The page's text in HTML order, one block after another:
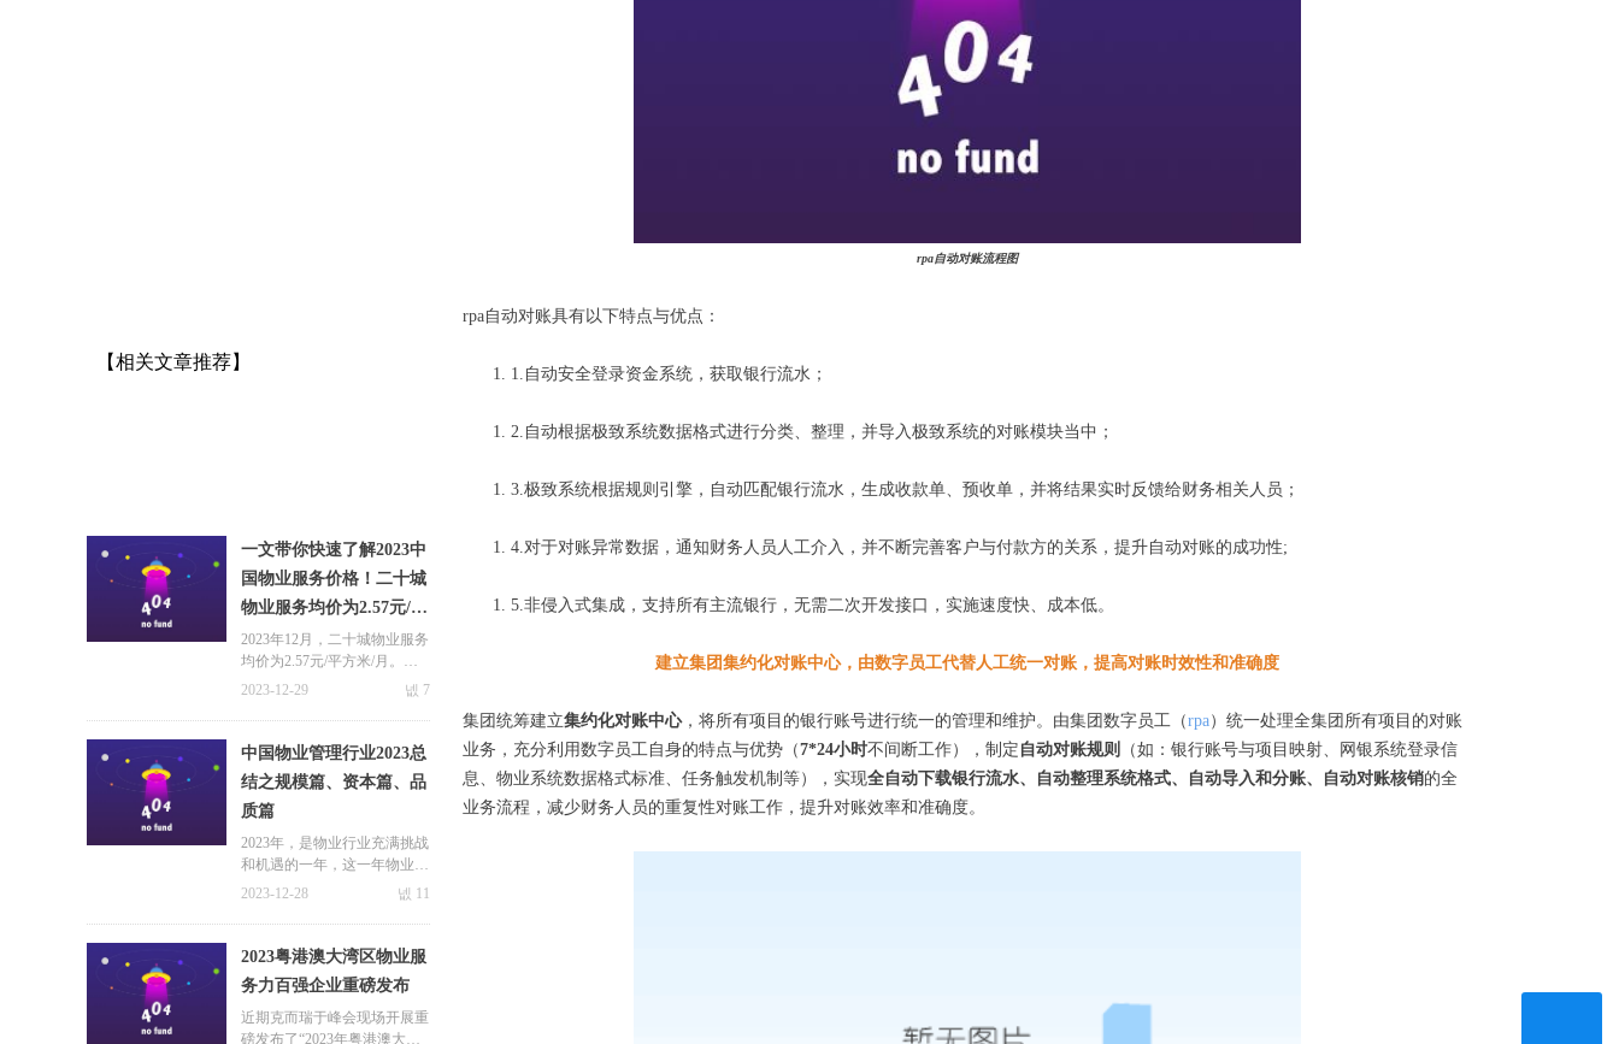
rpa自动对账流程图
rpa自动对账具有以下特点与优点：
1.自动安全登录资金系统，获取银行流水；
2.自动根据极致系统数据格式进行分类、整理，并导入极致系统的对账模块当中；
3.极致系统根据规则引擎，自动匹配银行流水，生成收款单、预收单，并将结果实时反馈给财务相关人员；
4.对于对账异常数据，通知财务人员人工介入，并不断完善客户与付款方的关系，提升自动对账的成功性;
5.非侵入式集成，支持所有主流银行，无需二次开发接口，实施速度快、成本低。
建立集团集约化对账中心，由数字员工代替人工统一对账，提高对账时效性和准确度
集团统筹建立集约化对账中心，将所有项目的银行账号进行统一的管理和维护。由集团数字员工（rpa）统一处理全集团所有项目的对账
业务，充分利用数字员工自身的特点与优势（7*24小时不间断工作），制定 自动对账规则
（如：银行账号与项目映射、网银系统登录信
息、物业系统数据格式标准、任务触发机制等），实现全自动下载银行流水、自动整理系统格式、自动导入和分账、自动对账核销的全
业务流程，减少财务人员的重复性对账工作，提升对账效率和准确度。
【相关文章推荐】
一文带你快速了解2023中
国物业服务价格！二十城
物业服务均价为2.57元/平
方米/月
2023年12月，二十城物业服务
均价为2.57元/平方米/月。一
线城市物业服务价格水平居前
92元/平方米/月；北京、上海
紧随其后，分别为3.45元/平方
米/月和3.07元/平方米/月。
넶 7
2023-12-29
中国物业管理行业2023总
结之规模篇、资本篇、品
质篇
2023年，是物业行业充满挑战
和机遇的一年，这一年物业服
务企业顺应市场而为，积极拥
发展。本篇文章极致科技小编
就带大家从规模篇、资本篇以
及品质篇等方面一起来回顾属
于物业行业2023年的点点滴
滴！
넶 11
2023-12-28
2023粤港澳大湾区物业服
务力百强企业重磅发布
近期克而瑞于峰会现场开展重
磅发布了“2023年粤港澳大湾